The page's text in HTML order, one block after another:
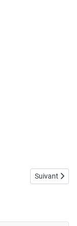
Article
Suivant